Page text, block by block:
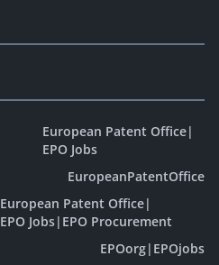
European Patent Office|
EPO Jobs
EuropeanPatentOffice
European Patent Office|
EPO Jobs| EPO Procurement
EPOorg| EPOjobs